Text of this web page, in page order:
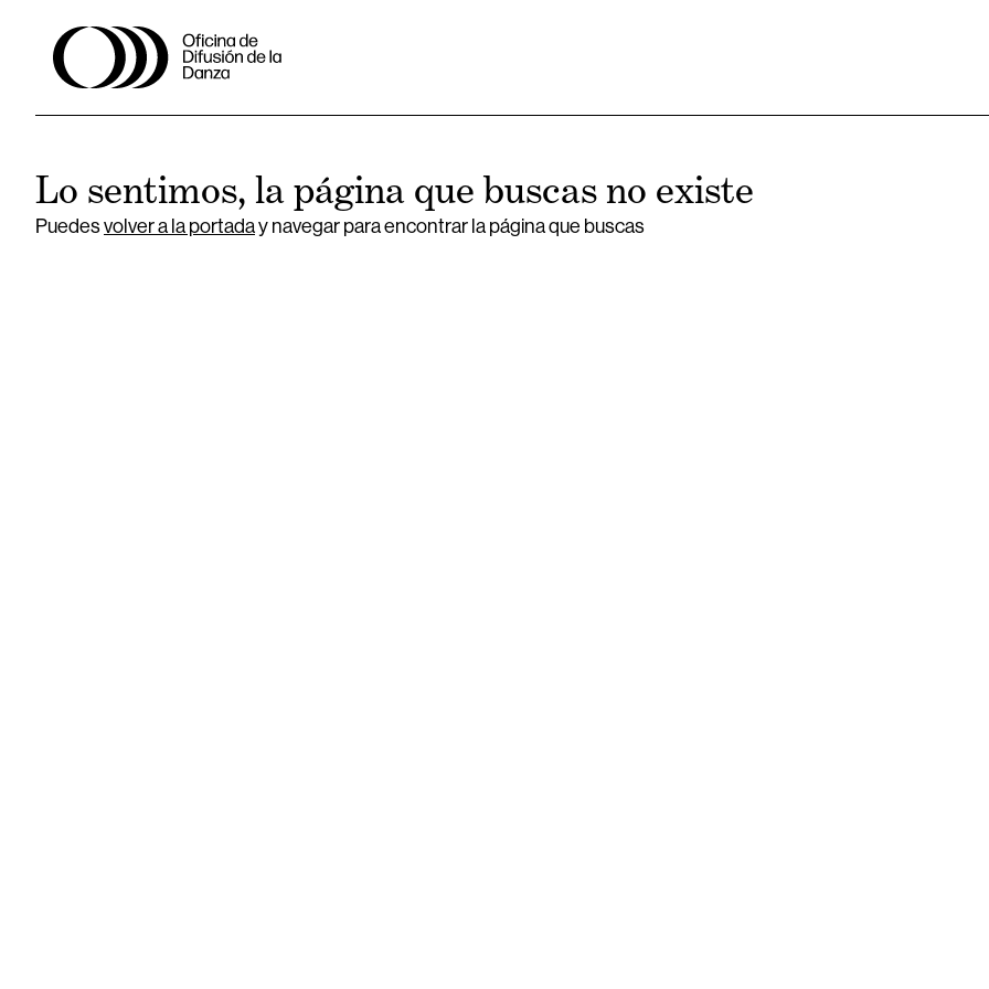
Lo sentimos, la página que buscas no existe
Puedesvolver a la portaday navegar para encontrar la página que buscas